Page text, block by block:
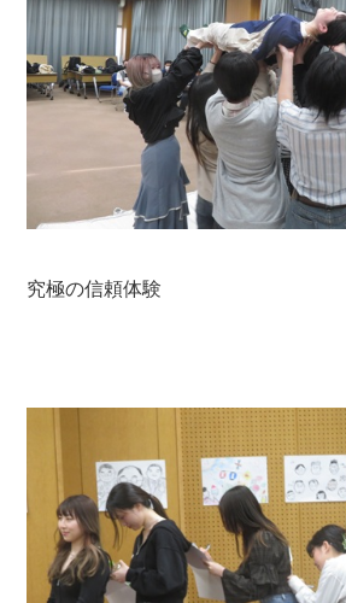
究極の信頼体験